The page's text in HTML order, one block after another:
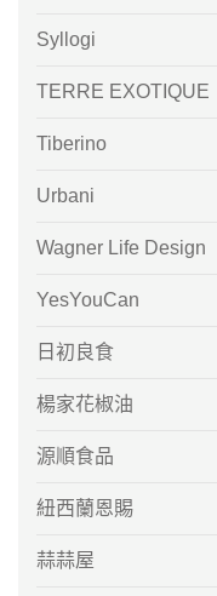
Syllogi
TERRE EXOTIQUE
Tiberino
Urbani
Wagner Life Design
YesYouCan
日初良食
楊家花椒油
源順食品
紐西蘭恩賜
蒜蒜屋